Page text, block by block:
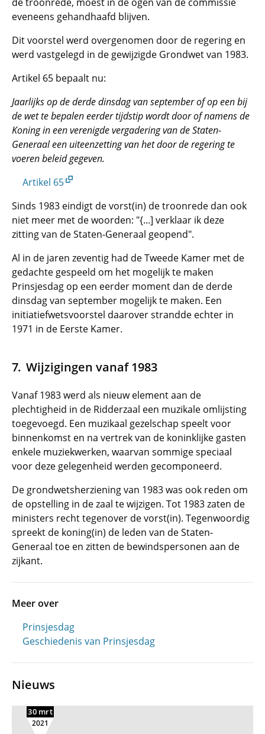
eveneens gehandhaafd blijven.
Dit voorstel werd overgenomen door de regering en
werd vastgelegd in de gewijzigde Grondwet van 1983.
Artikel 65 bepaalt nu:
Jaarlijks op de derde dinsdag van september of op een bij
de wet te bepalen eerder tijdstip wordt door of namens de
Koning in een verenigde vergadering van de Staten-
Generaal een uiteenzetting van het door de regering te
voeren beleid gegeven.
Artikel 65
Sinds 1983 eindigt de vorst(in) de troonrede dan ook
niet meer met de woorden: "{...] verklaar ik deze
zitting van de Staten-Generaal geopend".
Al in de jaren zeventig had de Tweede Kamer met de
gedachte gespeeld om het mogelijk te maken
Prinsjesdag op een eerder moment dan de derde
dinsdag van september mogelijk te maken. Een
initiatiefwetsvoorstel daarover strandde echter in
1971 in de Eerste Kamer.
Wijzigingen vanaf 1983
Vanaf 1983 werd als nieuw element aan de
plechtigheid in de Ridderzaal een muzikale omlijsting
toegevoegd. Een muzikaal gezelschap speelt voor
binnenkomst en na vertrek van de koninklijke gasten
enkele muziekwerken, waarvan sommige speciaal
voor deze gelegenheid werden gecomponeerd.
De grondwetsherziening van 1983 was ook reden om
de opstelling in de zaal te wijzigen. Tot 1983 zaten de
ministers recht tegenover de vorst(in). Tegenwoordig
spreekt de koning(in) de leden van de Staten-
Generaal toe en zitten de bewindspersonen aan de
zijkant.
Meer over
Prinsjesdag
Geschiedenis van Prinsjesdag
Nieuws
30 mrt
2021